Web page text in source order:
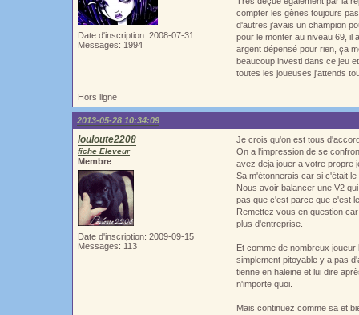
Date d'inscription: 2008-07-31
Messages: 1994
compter les gènes toujours
d'autres j'avais un champion
pour le monter au niveau 69, il
argent dépensé pour rien, ça
beaucoup investi dans ce jeu
toutes les joueuses j'attends
Hors ligne
2013-05-28 10:34:09
louloute2208
fiche Eleveur
Membre
Date d'inscription: 2009-09-15
Messages: 113
Je crois qu'on est tous
On a l'impression de se
avez deja jouer a votre propre
Sa m'étonnerais car si c'était
Nous avoir balancer une V2
pas que c'est parce que c'est
Remettez vous en question
plus d'entreprise.
Et comme de nombreux
simplement pitoyable y a pas
tienne en haleine et lui dire
n'importe quoi.
Mais continuez comme sa et